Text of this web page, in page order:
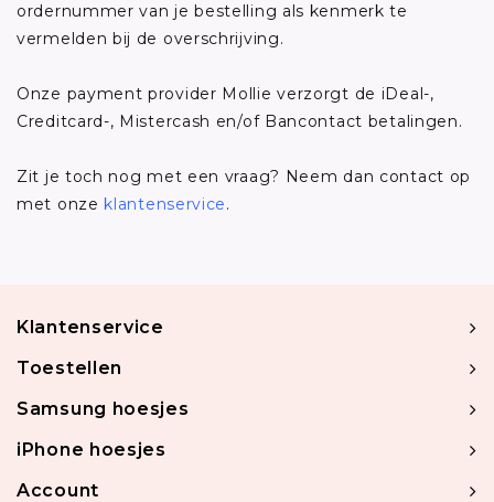
ordernummer van je bestelling als kenmerk te
vermelden bij de overschrijving.
Onze payment provider Mollie verzorgt de iDeal-,
Creditcard-, Mistercash en/of Bancontact betalingen.
Zit je toch nog met een vraag? Neem dan contact op
met onze klantenservice.
Klantenservice
Toestellen
Samsung hoesjes
iPhone hoesjes
Account